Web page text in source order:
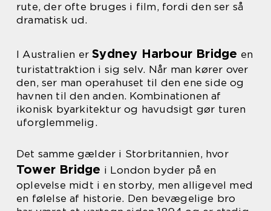
rute, der ofte bruges i film, fordi den ser så
dramatisk ud.
I Australien erSydney Harbour Bridge en
turistattraktion i sig selv. Når man kører over
den, ser man operahuset til den ene side og
havnen til den anden. Kombinationen af
ikonisk byarkitektur og havudsigt gør turen
uforglemmelig.
Det samme gælder i Storbritannien, hvor
Tower Bridge i London byder på en
oplevelse midt i en storby, men alligevel med
en følelse af historie. Den bevægelige bro